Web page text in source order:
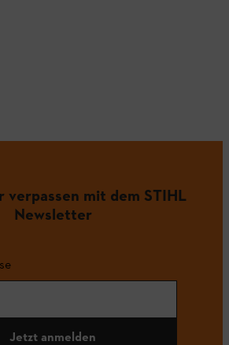
verpassen mit dem STIHL
Newsletter
Jetzt anmelden